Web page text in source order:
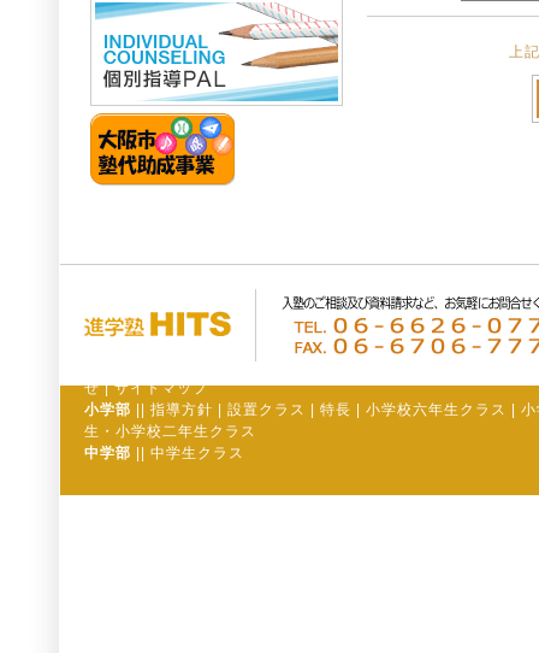
上
せ|サイトマップ
小学部
指導方針 設置クラス 特長 小学校六年生クラス
生・小学校二年生クラス
中学部
中学生クラス